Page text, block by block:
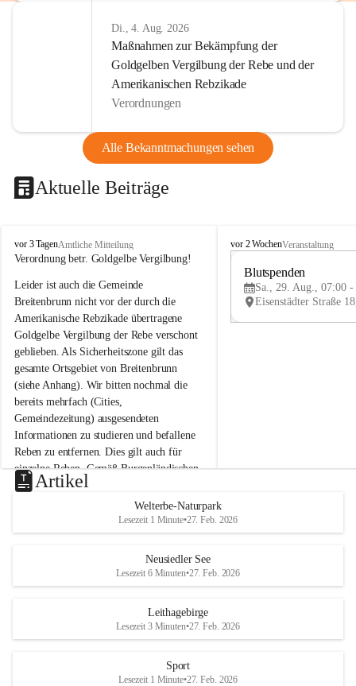
Di., 4. Aug. 2026
Maßnahmen zur Bekämpfung der
Goldgelben Vergilbung der Rebe und der
Amerikanischen Rebzikade
Verordnungen
Alle Bekanntmachungen sehen
Aktuelle Beiträge
B
r
i
t
e
n
b
r
u
n
n
a
m
N
e
u
s
d
S
vor 3 TagenAmtliche Mitteilung
Verordnung betr. Goldgelbe Vergilbung!
Leider ist auch die Gemeinde
Breitenbrunn nicht vor der durch die
Amerikanische Rebzikade übertragene
Goldgelbe Vergilbung der Rebe verschont
geblieben. Als Sicherheitszone gilt das
gesamte Ortsgebiet von Breitenbrunn
(siehe Anhang). Wir bitten nochmal die
bereits mehrfach (Cities,
Gemeindezeitung) ausgesendeten
Informationen zu studieren und befallene
Reben zu entfernen. Dies gilt auch für
einzelne Reben. Gemäß Burgenländischen
Weinbaugesetz sind nicht gepflegte oder
unzulässige Weingärten zu roden! Bitte
helfen wir zusammen um unsere Winzer
vor den prognostizierten Ernteausfällen
und den daraus folgenden wirtschaftlichen
Maßnahmen zur Bekämpfung
Rebe und der Amerikanischen
B
e
u
e
d
r
S
vor 2 WochenVeranstaltung
Blutspenden
Sa., 29. Aug., 07:00 -
Artikel
Welterbe-Naturpark
Lesezeit 1 Minute•27. Feb. 2026
Neusiedler See
Lesezeit 6 Minuten•27. Feb. 2026
Leithagebirge
Lesezeit 3 Minuten•27. Feb. 2026
Sport
Lesezeit 1 Minute•27. Feb. 2026